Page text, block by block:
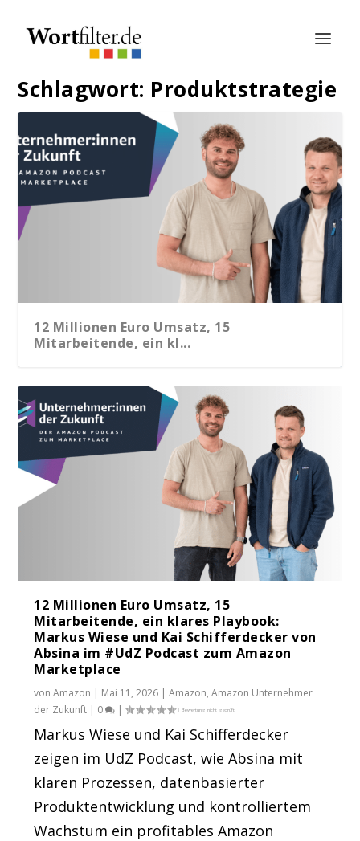
Schlagwort: Produktstrategie
12 Millionen Euro Umsatz, 15
Mitarbeitende, ein kl...
12 Millionen Euro Umsatz, 15
Mitarbeitende, ein klares Playbook:
Markus Wiese und Kai Schifferdecker von
Absina im #UdZ Podcast zum Amazon
Marketplace
vonAmazon | Mai 11, 2026 |Amazon,Amazon Unternehmer
der Zukunft | 0 |
Markus Wiese und Kai Schifferdecker
zeigen im UdZ Podcast, wie Absina mit
klaren Prozessen, datenbasierter
Produktentwicklung und kontrolliertem
Wachstum ein profitables Amazon